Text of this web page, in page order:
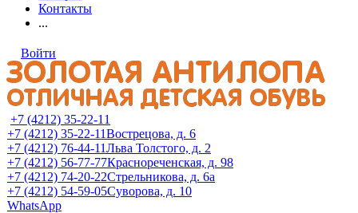
Контакты
...
Войти
+7 (4212) 35-22-11
+7 (4212) 35-22-11Вострецова, д. 6
+7 (4212) 76-44-11Льва Толстого, д. 2
+7 (4212) 56-77-77Краснореченская, д. 98
+7 (4212) 74-20-22Стрельникова, д. 6а
+7 (4212) 54-59-05Суворова, д. 10
WhatsApp